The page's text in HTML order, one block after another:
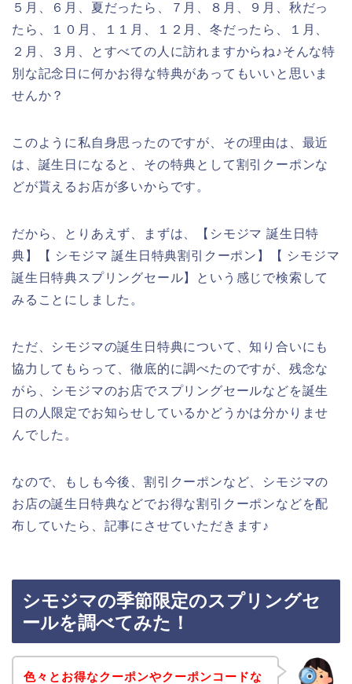
５月、６月、夏だったら、７月、８月、９月、秋だっ
たら、１０月、１１月、１２月、冬だったら、１月、
２月、３月、とすべての人に訪れますからね♪そんな特
別な記念日に何かお得な特典があってもいいと思いま
せんか？
このように私自身思ったのですが、その理由は、最近
は、誕生日になると、その特典として割引クーポンな
どが貰えるお店が多いからです。
だから、とりあえず、まずは、【シモジマ 誕生日特
典】【 シモジマ 誕生日特典割引クーポン】【 シモジマ
誕生日特典スプリングセール】という感じで検索して
みることにしました。
ただ、シモジマの誕生日特典について、知り合いにも
協力してもらって、徹底的に調べたのですが、残念な
がら、シモジマのお店でスプリングセールなどを誕生
日の人限定でお知らせしているかどうかは分かりませ
んでした。
なので、もしも今後、割引クーポンなど、シモジマの
お店の誕生日特典などでお得な割引クーポンなどを配
布していたら、記事にさせていただきます♪
シモジマの季節限定のスプリングセ
ールを調べてみた！
色々とお得なクーポンやクーポンコードな